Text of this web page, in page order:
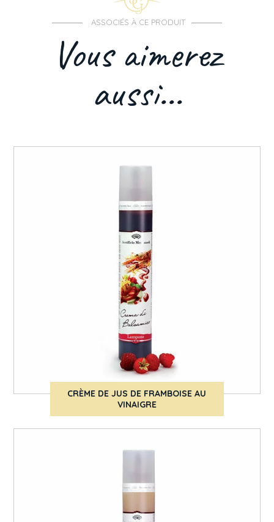
ASSOCIÉS À CE PRODUIT
Vous aimerez
aussi...
CRÈME DE JUS DE FRAMBOISE AU
VINAIGRE